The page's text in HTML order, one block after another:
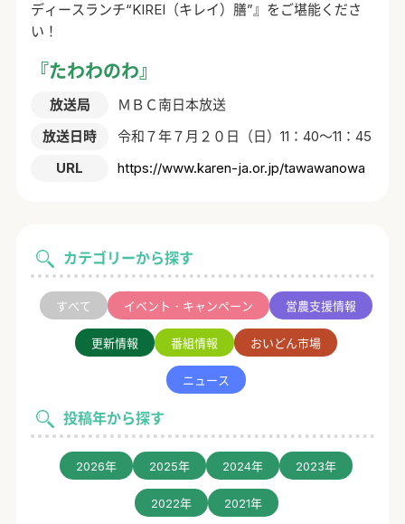
カテゴリーから探す
すべて イベント・キャンペーン 営農支援情報
更新情報 番組情報 おいどん市場
ニュース
投稿年から探す
2026年 2025年 2024年 2023年
2022年 2021年
ディースランチ“KIREI（キレイ）膳”』をご堪能くださ
い！
『たわわのわ』
放送局
ＭＢＣ南日本放送
放送日時
令和７年７月２０日（日）11：40～11：45
URL
https://www.karen-ja.or.jp/tawawanowa